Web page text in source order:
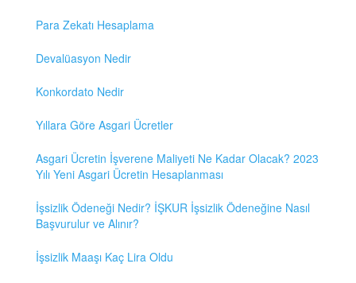
Para Zekatı Hesaplama
Devalüasyon Nedir
Konkordato Nedir
Yıllara Göre Asgari Ücretler
Asgari Ücretin İşverene Maliyeti Ne Kadar Olacak? 2023
Yılı Yeni Asgari Ücretin Hesaplanması
İşsizlik Ödeneği Nedir? İŞKUR İşsizlik Ödeneğine Nasıl
Başvurulur ve Alınır?
İşsizlik Maaşı Kaç Lira Oldu